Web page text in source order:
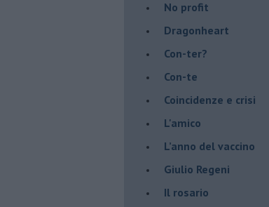
No profit
Dragonheart
Con-ter?
​Con-te
Coincidenze e crisi
L'amico
​L’anno del vaccino
Giulio Regeni
​Il rosario